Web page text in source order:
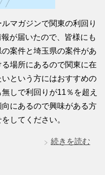
マガジンで関東の利回り
が届いたので、皆様にも
案件と埼玉県の案件があ
場所にあるので関東に在
という方にはおすすめの
しで利回りが11％を超え
にあるので興味がある方
してください。
続きを読む